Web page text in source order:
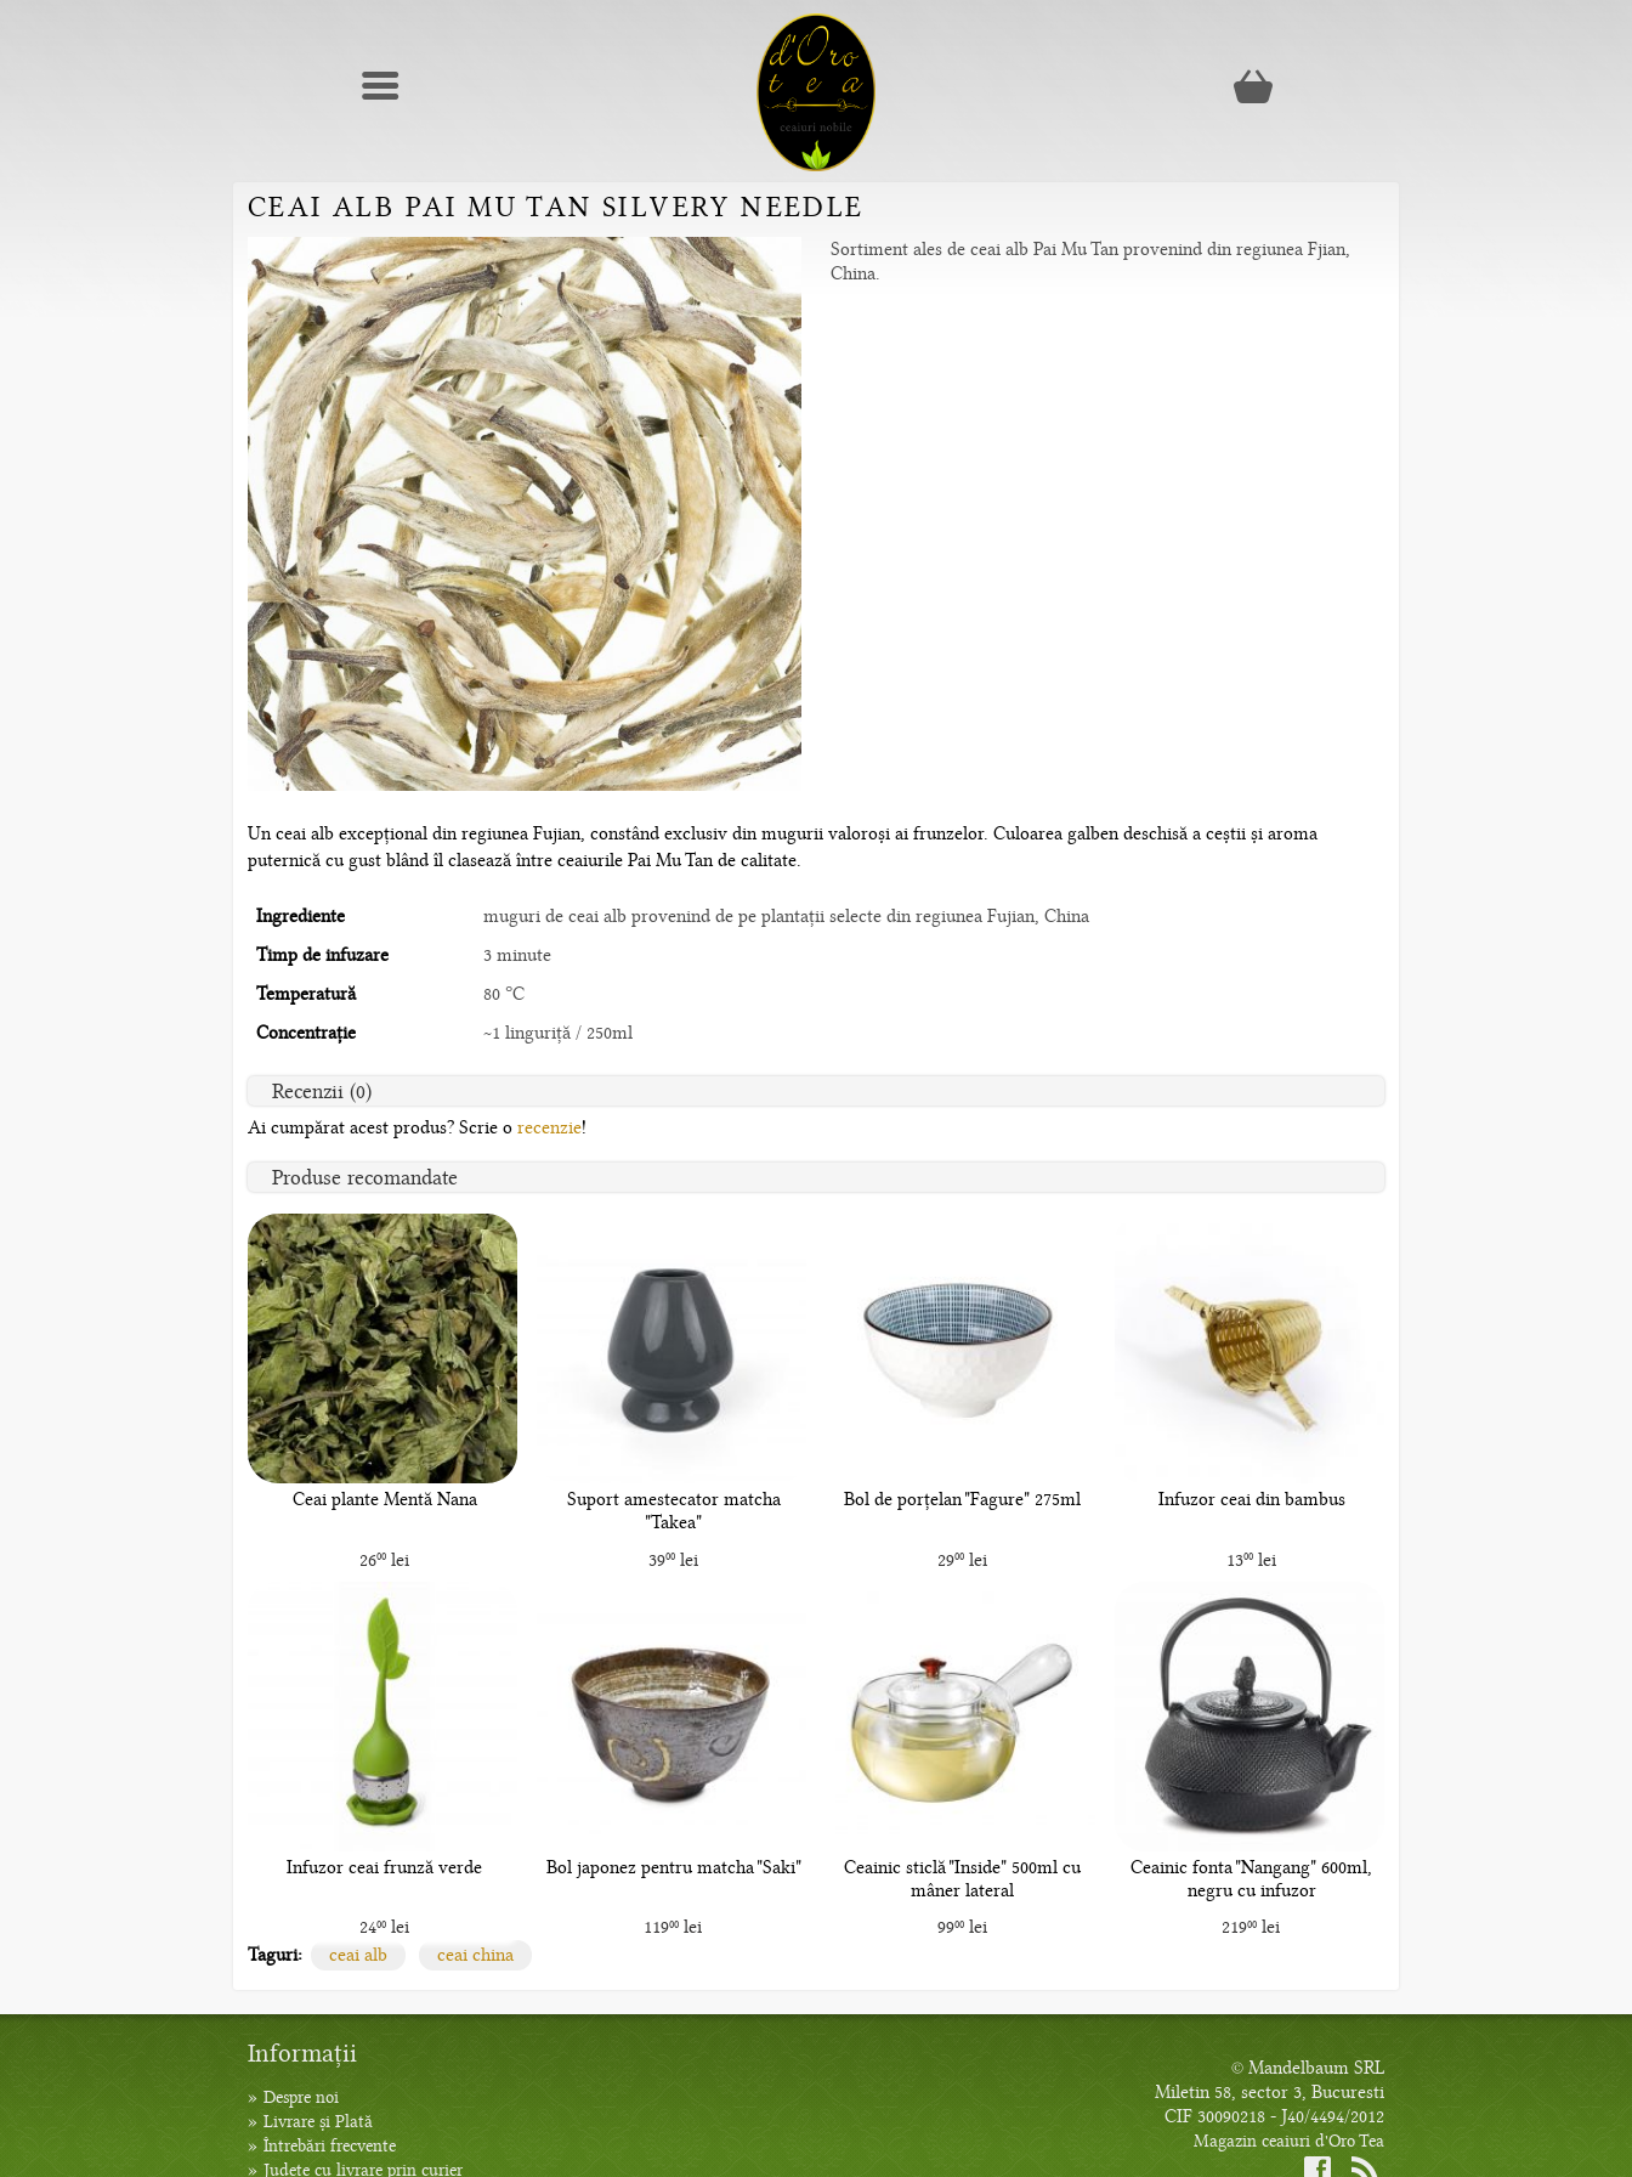
CEAI ALB PAI MU TAN SILVERY NEEDLE
Sortiment ales de ceai alb Pai Mu Tan provenind din regiunea Fjian,
China.
Un ceai alb excepțional din regiunea Fujian, constând exclusiv din mugurii valoroși ai frunzelor. Culoarea galben deschisă a ceștii și aroma
puternică cu gust blând îl clasează între ceaiurile Pai Mu Tan de calitate.
Ingrediente
muguri de ceai alb provenind de pe plantații selecte din regiunea Fujian, China
Timp de infuzare
3 minute
Temperatură
80 °C
Concentrație
~1 linguriță / 250ml
Recenzii (0)
Ai cumpărat acest produs? Scrie o recenzie!
Produse recomandate
Ceai plante Mentă Nana
2600lei
Suport amestecator matcha
"Takea"
3900lei
Bol de porțelan "Fagure" 275ml
2900lei
Infuzor ceai din bambus
1300lei
Infuzor ceai frunză verde
2400lei
Bol japonez pentru matcha "Saki"
11900 lei
Ceainic sticlă "Inside" 500ml cu
mâner lateral
9900lei
Ceainic fonta "Nangang" 600ml,
negru cu infuzor
21900 lei
Taguri:
ceai alb ceai china
Informații
» Despre noi
» Livrare și Plată
» Întrebări frecvente
» Județe cu livrare prin curier
© Mandelbaum SRL
Miletin 58, sector 3, Bucuresti
CIF 30090218 - J40/4494/2012
Magazin ceaiuri d'Oro Tea